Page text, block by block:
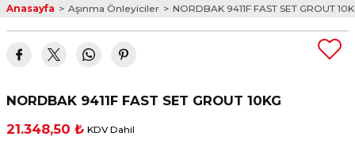
Anasayfa Aşınma Önleyiciler NORDBAK 9411F FAST SET GROUT
NORDBAK 9411F FAST SET GROUT 10KG
21.348,50 ₺ KDV Dahil